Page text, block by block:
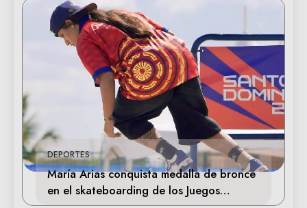
DEPORTES
María Arias conquista medalla de bronce
en el skateboarding de los Juegos